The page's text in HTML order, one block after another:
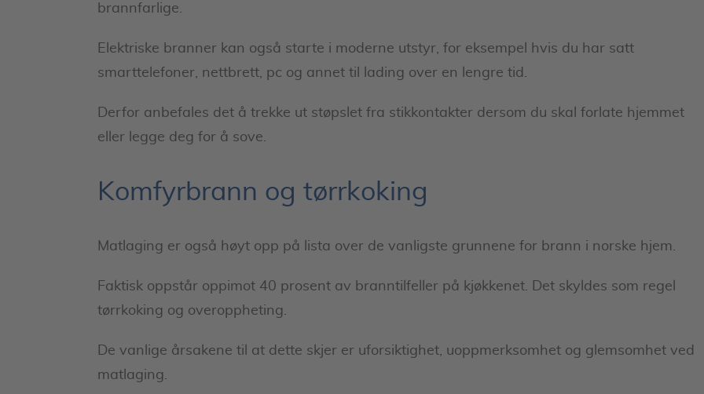
brannfarlige.
Elektriske branner kan også starte i moderne utstyr, for eksempel hvis du har satt
smarttelefoner, nettbrett, pc og annet til lading over en lengre tid.
Derfor anbefales det å trekke ut støpslet fra stikkontakter dersom du skal forlate hjemmet
eller legge deg for å sove.
Komfyrbrann og tørrkoking
Matlaging er også høyt opp på lista over de vanligste grunnene for brann i norske hjem.
Faktisk oppstår oppimot 40 prosent av branntilfeller på kjøkkenet. Det skyldes som regel
tørrkoking og overoppheting.
De vanlige årsakene til at dette skjer er uforsiktighet, uoppmerksomhet og glemsomhet ved
matlaging.